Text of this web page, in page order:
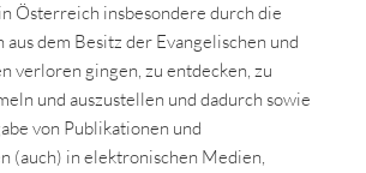
Österreich insbesondere durch die
dem Besitz der Evangelischen und
verloren gingen, zu entdecken, zu
und auszustellen und dadurch sowie
von Publikationen und
(auch) in elektronischen Medien,